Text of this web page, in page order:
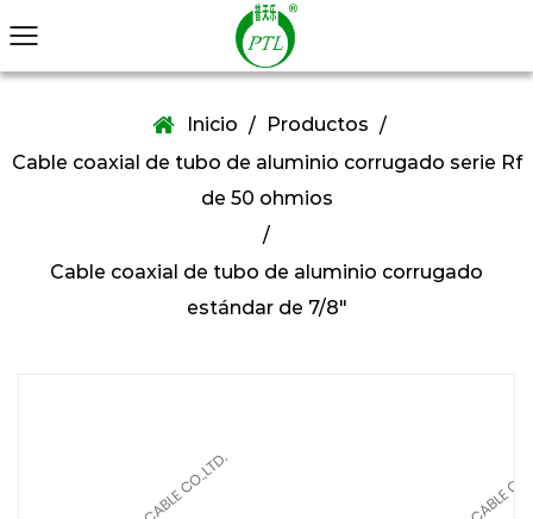
Inicio / Productos /
Cable coaxial de tubo de aluminio corrugado serie Rf
de 50 ohmios
/
Cable coaxial de tubo de aluminio corrugado
estándar de 7/8"